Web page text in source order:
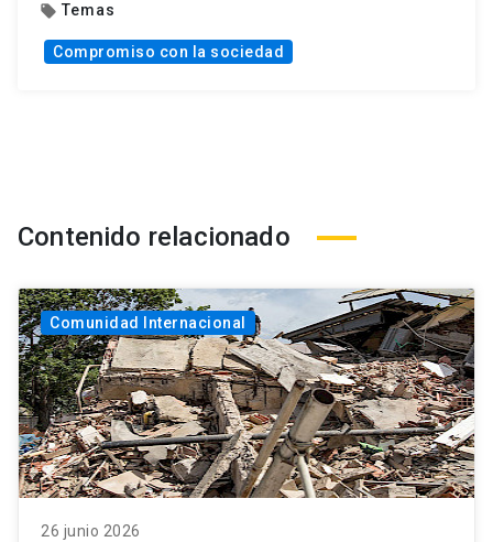
local_offer Temas
Compromiso con la sociedad
Contenido relacionado
Comunidad Internacional
26 junio 2026